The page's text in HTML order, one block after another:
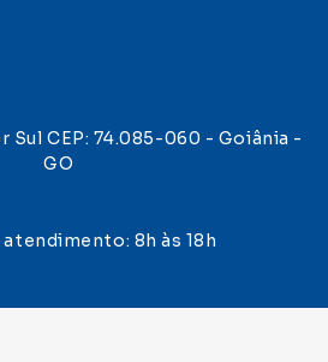
Sul CEP: 74.085-060 - Goiânia -
GO
8h às 18h